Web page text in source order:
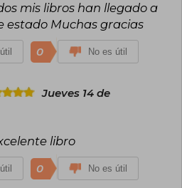
mis libros han llegado a
estado Muchas gracias
0 No es útil
Jueves 14 de
libro
0 No es útil